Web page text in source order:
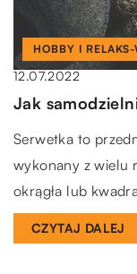
HOBBY I
12.07.2022
Jak
Serwetka to
wykonany z wielu
okrągła lub
CZYTAJ DALEJ